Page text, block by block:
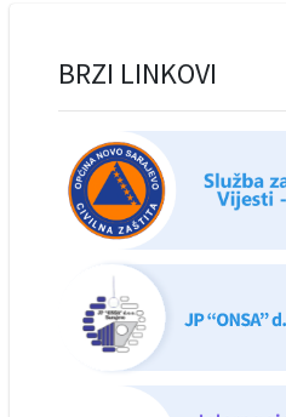
BRZI LINKOVI